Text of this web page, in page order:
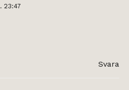
23:47
Svara